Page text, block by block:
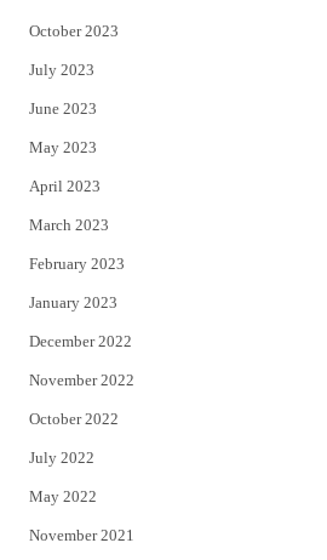
October 2023
July 2023
June 2023
May 2023
April 2023
March 2023
February 2023
January 2023
December 2022
November 2022
October 2022
July 2022
May 2022
November 2021